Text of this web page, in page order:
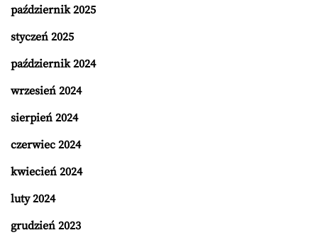
październik 2025
styczeń 2025
październik 2024
wrzesień 2024
sierpień 2024
czerwiec 2024
kwiecień 2024
luty 2024
grudzień 2023